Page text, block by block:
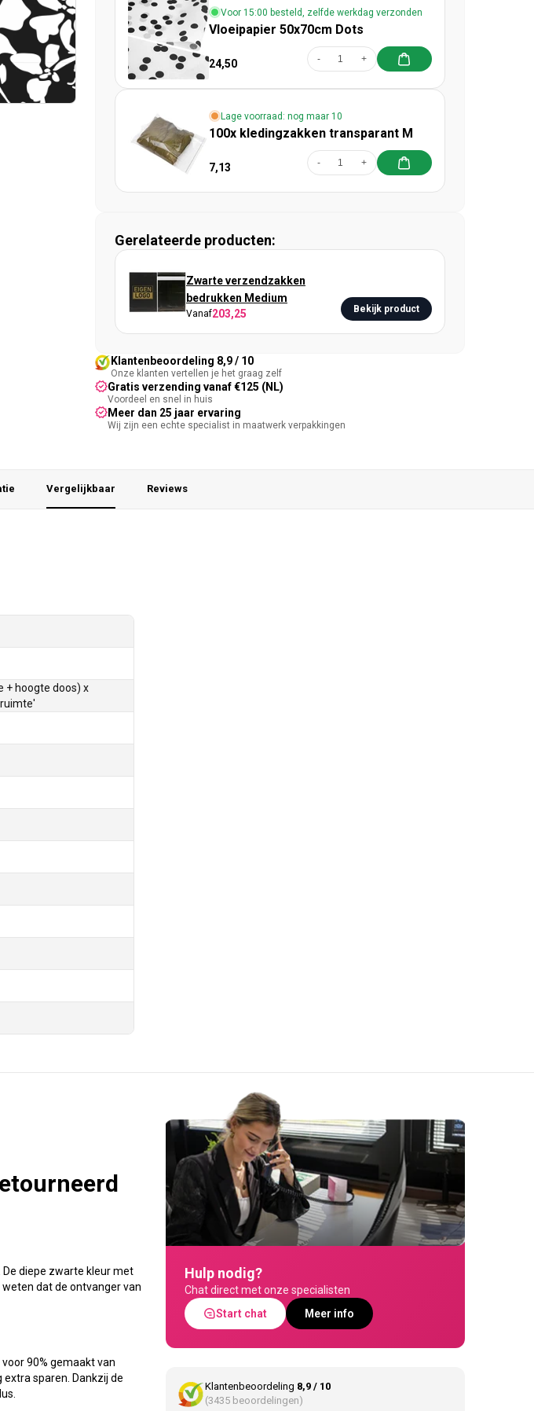
Voor 15:00 besteld, zelfde werkdag verzonden
Vloeipapier 50x70cm Dots
24,50 - +
Lage voorraad: nog maar 10
100x kledingzakken transparant M
7,13 - +
Gerelateerde producten:
Zwarte verzendzakken
bedrukken Medium
Vanaf203,25 Bekijk product
Klantenbeoordeling 8,9 / 10
Onze klanten vertellen je het graag zelf
Gratis verzending vanaf €125 (NL)
Voordeel en snel in huis
Meer dan 25 jaar ervaring
Wij zijn een echte specialist in maatwerk verpakkingen
Vergelijkbaar Reviews
+ hoogte doos) x
diepe zwarte kleur met
dat de ontvanger van
90% gemaakt van
sparen. Dankzij de
Hulp nodig?
Chat direct met onze specialisten
Start chat
Meer info
Klantenbeoordeling 8,9 / 10
(3435 beoordelingen)